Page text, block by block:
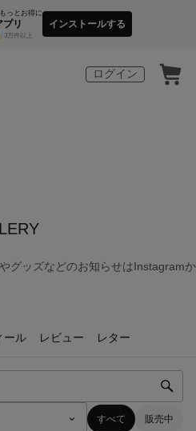
っとお得に
リ
3万件以上
インストールする
ログイン
グッズなどのお知らせはInstagramか
ール レビュー レター
すべて 販売中